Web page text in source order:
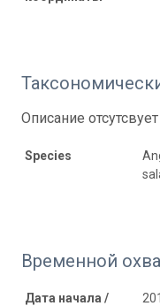
Описание отсутсвует
Species
Временной
Дата начала /